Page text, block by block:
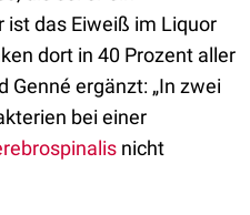
ist das Eiweiß im Liquor
dort in 40 Prozent aller
Genné ergänzt: „In zwei
bei einer
nicht